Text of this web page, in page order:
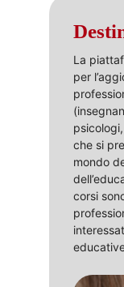
La
per
che si
mondo
corsi